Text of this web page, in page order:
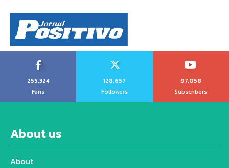
255,324
Fans
128,657
Followers
97,058
Subscribers
About us
About